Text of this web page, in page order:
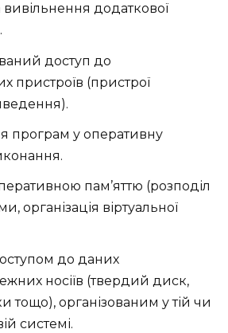
вивільнення додаткової
доступ до
пристроїв (пристрої
програм у оперативну
пам’яттю (розподіл
організація віртуальної
до даних
носіїв (твердий диск,
тощо), організованим у тій чи
системі.